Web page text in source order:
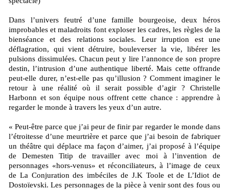
Dans l’univers feutré d’une famille bourgeoise, deux héros
improbables et maladroits font exploser les cadres, les règles de la
bienséance et des relations sociales. Leur irruption est une
déflagration, qui vient détruire, bouleverser la vie, libérer les
pulsions dissimulées. Chacun peut y lire l’annonce de son propre
destin, l’intrusion d’une authentique liberté. Mais cette offrande
peut-elle durer, n’est-elle pas qu’illusion ? Comment imaginer le
retour à une réalité où il serait possible d’agir ? Christelle
Harbonn et son équipe nous offrent cette chance : apprendre à
regarder le monde à travers les yeux d’un autre.
« Peut-être parce que j’ai peur de finir par regarder le monde dans
l’étroitesse d’une meurtrière et parce que j’ai besoin de fabriquer
un théâtre qui déplace ma façon d’aimer, j’ai proposé à l’équipe
de Demesten Titip de travailler avec moi à l’invention de
personnages «hors-venus» et réconciliateurs, à l’image de ceux
de La Conjuration des imbéciles de J.K Toole et de L’Idiot de
Dostoïevski. Les personnages de la pièce à venir sont des fous ou